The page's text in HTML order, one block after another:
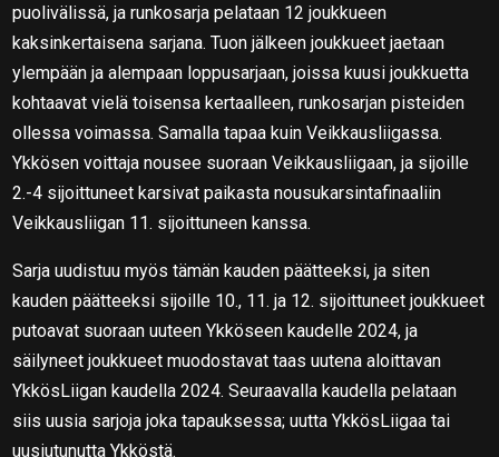
puolivälissä, ja runkosarja pelataan 12 joukkueen
kaksinkertaisena sarjana. Tuon jälkeen joukkueet jaetaan
ylempään ja alempaan loppusarjaan, joissa kuusi joukkuetta
kohtaavat vielä toisensa kertaalleen, runkosarjan pisteiden
ollessa voimassa. Samalla tapaa kuin Veikkausliigassa.
Ykkösen voittaja nousee suoraan Veikkausliigaan, ja sijoille
2.-4 sijoittuneet karsivat paikasta nousukarsintafinaaliin
Veikkausliigan 11. sijoittuneen kanssa.
Sarja uudistuu myös tämän kauden päätteeksi, ja siten
kauden päätteeksi sijoille 10., 11. ja 12. sijoittuneet joukkueet
putoavat suoraan uuteen Ykköseen kaudelle 2024, ja
säilyneet joukkueet muodostavat taas uutena aloittavan
YkkösLiigan kaudella 2024. Seuraavalla kaudella pelataan
siis uusia sarjoja joka tapauksessa; uutta YkkösLiigaa tai
uusiutunutta Ykköstä.